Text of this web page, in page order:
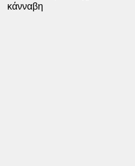
κάνναβη